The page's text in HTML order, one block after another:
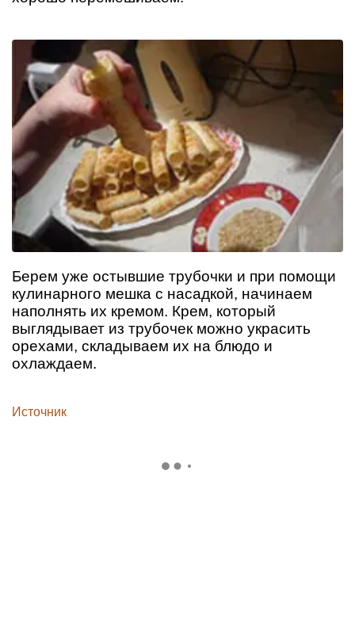
Берем уже остывшие трубочки и при помощи
кулинарного мешка с насадкой, начинаем
наполнять их кремом. Крем, который
выглядывает из трубочек можно украсить
орехами, складываем их на блюдо и
охлаждаем.
Источник